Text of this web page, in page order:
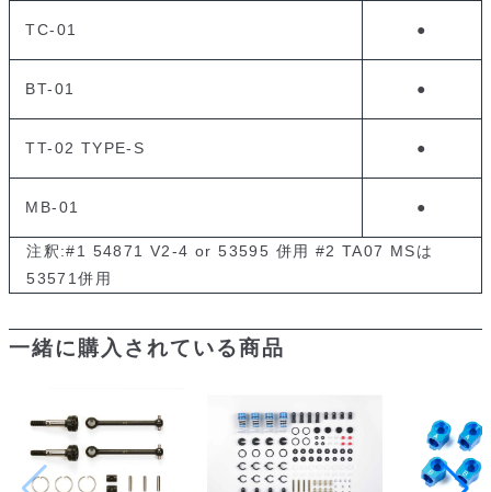
TC-01 ●
BT-01 ●
TT-02 TYPE-S ●
MB-01 ●
注釈:#1 54871 V2-4 or 53595 併用 #2 TA07 MSは
53571併用
一緒に購入されている商品